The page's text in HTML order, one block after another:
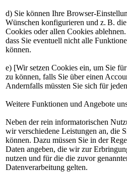
d) Sie können Ihre Browser-
Wünschen konfigurieren und z. B.
Cookies oder allen Cookies
dass Sie eventuell nicht alle
können.
e) [Wir setzen Cookies ein, um Sie
zu können, falls Sie über einen
Andernfalls müssten Sie sich für
Weitere Funktionen und Angebote
Neben der rein informatorischen
wir verschiedene Leistungen an, die
können. Dazu müssen Sie in der
Daten angeben, die wir zur
nutzen und für die die zuvor
Datenverarbeitung gelten.